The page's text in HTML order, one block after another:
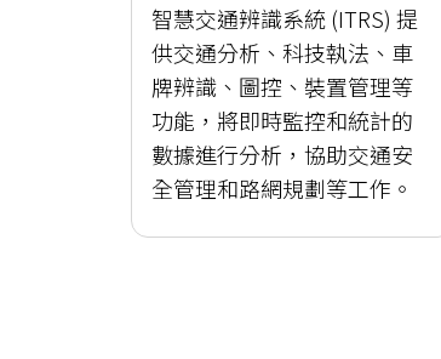
智慧交通辨識系統 (ITRS) 提
供交通分析、科技執法、車
牌辨識、圖控、裝置管理等
功能，將即時監控和統計的
數據進行分析，協助交通安
全管理和路網規劃等工作。